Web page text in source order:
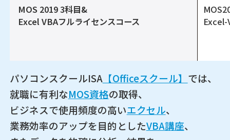
MOS 2019 3科目&
Excel VBAフルライセンスコース
Excel-
パソコンスクールISA【Officeスクール】 では、
就職に有利なMOS資格の取得、
ビジネスで使用頻度の高いエクセル、
業務効率のアップを目的としたVBA講座、